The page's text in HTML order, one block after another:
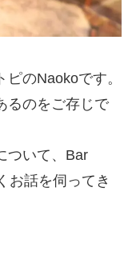
のNaokoです。
るのをご存じで
ついて、Bar
お話を伺ってき